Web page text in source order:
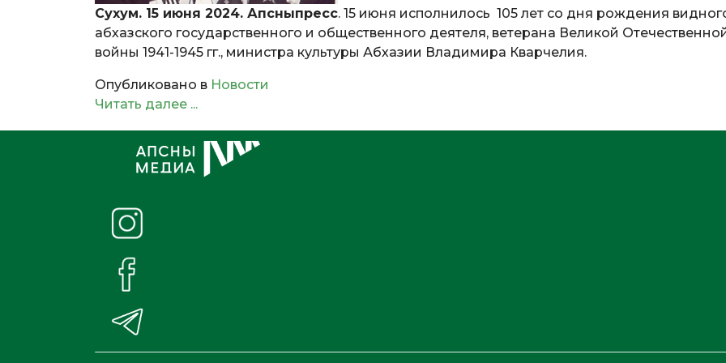
Сухум. 15 июня 2024. Апсныпресс. 15 июня исполнилось 105 лет со дня рождения
абхазского государственного и общественного деятеля, ветерана Великой
войны 1941-1945 гг., министра культуры Абхазии Владимира Кварчелия.
Опубликовано в Новости
Читать далее ...